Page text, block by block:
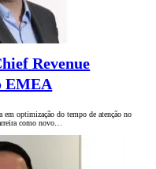
Revenue
EMEA
em optimização do tempo de atenção no
como novo…